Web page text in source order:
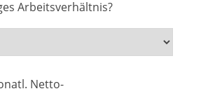
Arbeitsverhältnis?
Netto-